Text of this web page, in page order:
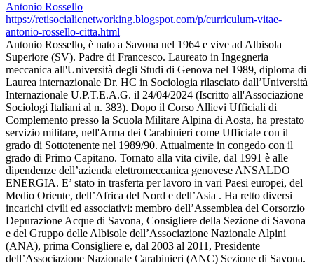
Antonio Rossello
https://retisocialienetworking.blogspot.com/p/curriculum-vitae-
antonio-rossello-citta.html
Antonio Rossello, è nato a Savona nel 1964 e vive ad Albisola
Superiore (SV). Padre di Francesco. Laureato in Ingegneria
meccanica all'Università degli Studi di Genova nel 1989, diploma di
Laurea internazionale Dr. HC in Sociologia rilasciato dall’Università
Internazionale U.P.T.E.A.G. il 24/04/2024 (Iscritto all'Associazione
Sociologi Italiani al n. 383). Dopo il Corso Allievi Ufficiali di
Complemento presso la Scuola Militare Alpina di Aosta, ha prestato
servizio militare, nell'Arma dei Carabinieri come Ufficiale con il
grado di Sottotenente nel 1989/90. Attualmente in congedo con il
grado di Primo Capitano. Tornato alla vita civile, dal 1991 è alle
dipendenze dell’azienda elettromeccanica genovese ANSALDO
ENERGIA. E’ stato in trasferta per lavoro in vari Paesi europei, del
Medio Oriente, dell’Africa del Nord e dell’Asia . Ha retto diversi
incarichi civili ed associativi: membro dell’Assemblea del Corsorzio
Depurazione Acque di Savona, Consigliere della Sezione di Savona
e del Gruppo delle Albisole dell’Associazione Nazionale Alpini
(ANA), prima Consigliere e, dal 2003 al 2011, Presidente
dell’Associazione Nazionale Carabinieri (ANC) Sezione di Savona.